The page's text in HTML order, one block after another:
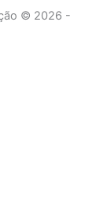
© 2026 -